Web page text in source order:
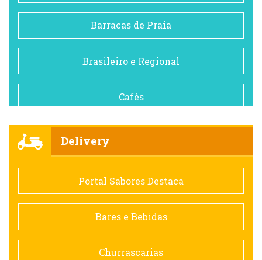
Barracas de Praia
Brasileiro e Regional
Cafés
Comida saudável
Contemporânea
Doceria
Delivery
Portal Sabores Destaca
Bares e Bebidas
Churrascarias